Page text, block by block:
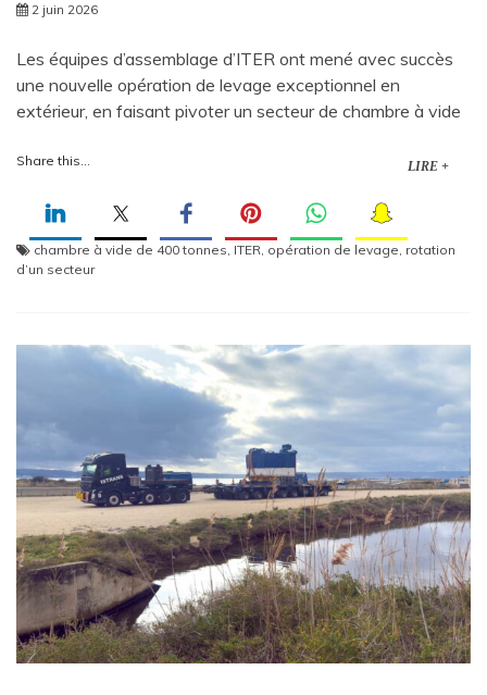
2 juin 2026
Les équipes d’assemblage d’ITER ont mené avec succès
une nouvelle opération de levage exceptionnel en
extérieur, en faisant pivoter un secteur de chambre à vide
Share this... LIRE +
chambre à vide de 400 tonnes, ITER, opération de levage, rotation
d’un secteur